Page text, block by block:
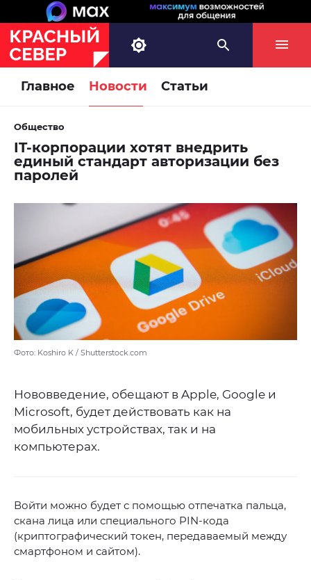
Главное Новости Статьи
Общество
IT-корпорации хотят внедрить
единый стандарт авторизации без
паролей
Фото: Koshiro K / Shutterstock.com
Нововведение, обещают в Apple, Google и
Microsoft, будет действовать как на
мобильных устройствах, так и на
компьютерах.
Войти можно будет с помощью отпечатка пальца,
скана лица или специального PIN-кода
(криптографический токен, передаваемый между
смартфоном и сайтом).